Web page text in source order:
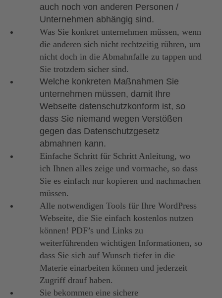
auch noch von anderen Personen /
Unternehmen abhängig sind.
Was Sie konkret unternehmen müssen, wenn
die anderen sich nicht rechtzeitig rühren, um
nicht doch in die Abmahnfalle zu tappen und
Sie trotzdem sicher sind.
Welche konkreten Maßnahmen Sie
unternehmen müssen, damit Ihre
Webseite datenschutzkonform ist, so
dass Sie niemand wegen Verstößen
gegen das Datenschutzgesetz
abmahnen kann.
Einfache Schritt für Schritt Anleitung, wo
ich Ihnen alles zeige und vormache, so dass
Sie es einfach nur kopieren und nachmachen
müssen.
Alle notwendigen Tools für Ihre WordPress
Webseite, die Sie einfach kostenlos nutzen
können! PDF’s und Links zu
weiterführenden wichtigen Informationen, so
dass Sie sich auf Wunsch tiefer in die
Materie einarbeiten können und jederzeit
Zugriff drauf haben.
Sie bekommen eine sichere